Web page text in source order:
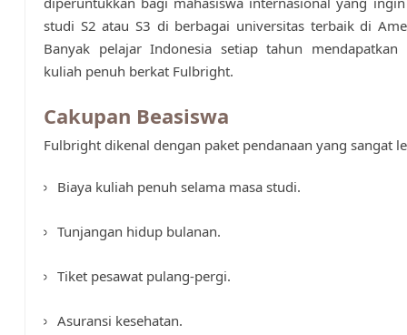
studi S2 atau S3 di berbagai universitas terbaik di
Banyak pelajar Indonesia setiap tahun mendapatkan
kuliah penuh berkat Fulbright.
Cakupan Beasiswa
Fulbright dikenal dengan paket pendanaan yang sangat
Biaya kuliah penuh selama masa studi.
Tunjangan hidup bulanan.
Tiket pesawat pulang-pergi.
Asuransi kesehatan.